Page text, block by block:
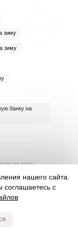
зиму
зиму
банку на
на зиму
на зиму
на зиму
нашего сайта.
соглашаетесь с